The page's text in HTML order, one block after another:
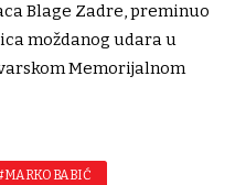
Blage Zadre, preminuo
moždanog udara u
Memorijalnom
BABIĆ